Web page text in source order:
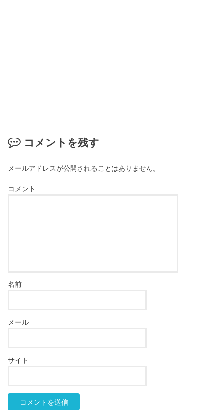
コメントを残す
メールアドレスが公開されることはありません。
コメント
名前
メール
サイト